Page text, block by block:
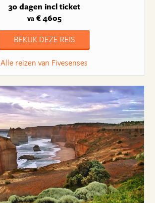
30 dagen incl ticket
va€ 4605
BEKIJK DEZE REIS
Alle reizen van Fivesenses